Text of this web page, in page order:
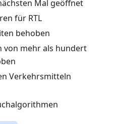
Mal geöffnet
für RTL
behoben
von mehr als hundert
Verkehrsmitteln